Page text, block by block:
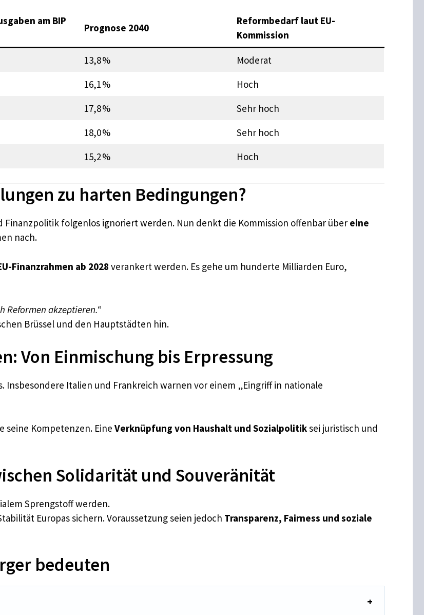
am BIP
Prognose 2040
Reformbedarf laut EU-
Kommission
13,8 %
Moderat
16,1 %
Hoch
17,8 %
Sehr hoch
18,0 %
Sehr hoch
15,2 % Hoch
zu harten Bedingungen?
Finanzpolitik folgenlos ignoriert werden. Nun denkt die Kommission offenbar über eine
nach.
Finanzrahmen ab 2028 verankert werden. Es gehe um hunderte Milliarden Euro,
Reformen akzeptieren.“
Brüssel und den Hauptstädten hin.
Von Einmischung bis Erpressung
Insbesondere Italien und Frankreich warnen vor einem „Eingriff in nationale
seine Kompetenzen. Eine Verknüpfung von Haushalt und Sozialpolitiksei juristisch und
Solidarität und Souveränität
Sprengstoff werden.
Europas sichern. Voraussetzung seien jedoch Transparenz, Fairness und soziale
bedeuten